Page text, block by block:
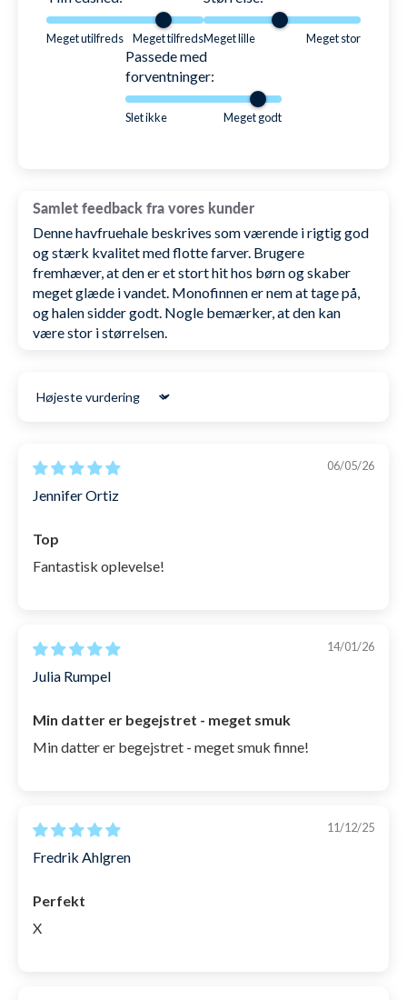
Da dine fødder nærmest er låst nede i monofinnen
skal du altså bruge dine ben til at svømme ved at tage
Fuldend outfittet:
egen top til piger, som du kan se lige
Vi har selvfølgelig på Watery.dk også et par
svømmebriller som vi syntes ville passe perfekt til
farvetemaet, vores bud kan du seher.
den knække hvis ikke den behandles med omhu.
Derfor frarådes det at du som bruger af
kan ødelægge betrækket og i værste tilfælde
simpelthen knække finnen.
Meget utilfreds Meget tilfredsMeget lille Meget stor
Passede med
forventninger:
Slet ikke Meget godt
Samlet feedback fra vores kunder
Denne havfruehale beskrives som værende i rigtig god
og stærk kvalitet med flotte farver. Brugere
fremhæver, at den er et stort hit hos børn og skaber
meget glæde i vandet. Monofinnen er nem at tage på,
og halen sidder godt. Nogle bemærker, at den kan
være stor i størrelsen.
Sort by
06/05/26
Jennifer Ortiz
Top
Fantastisk oplevelse!
14/01/26
Julia Rumpel
Min datter er begejstret - meget smuk
Min datter er begejstret - meget smuk finne!
11/12/25
Fredrik Ahlgren
Perfekt
X